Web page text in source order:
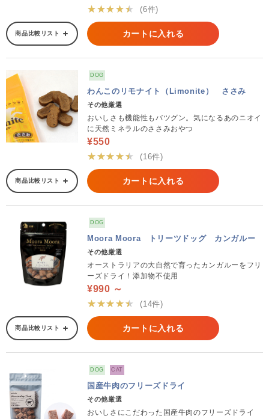
★★★★★
(6件)
商品比較リスト カートに入れる
DOG
わんこのリモナイト（Limonite） ささみ
その他厳選
おいしさも機能性もバツグン。気になるあのニオイ
に天然ミネラルのささみおやつ
¥550
★★★★★
(16件)
商品比較リスト カートに入れる
DOG
Moora Moora トリーツドッグ カンガルー
その他厳選
オーストラリアの大自然で育ったカンガルーをフリ
ーズドライ！添加物不使用
¥990 ～
★★★★★
(14件)
商品比較リスト カートに入れる
DOG CAT
国産牛肉のフリーズドライ
その他厳選
おいしさにこだわった国産牛肉のフリーズドライ